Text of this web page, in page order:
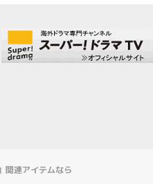
関連アイテムなら